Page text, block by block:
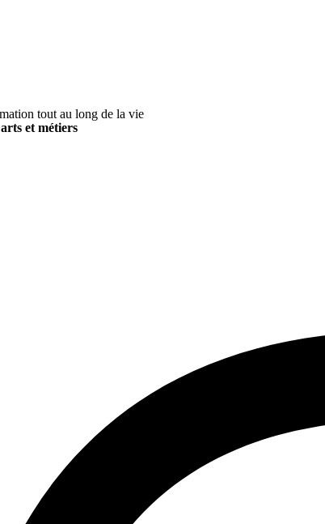
tout au long de la vie
et métiers